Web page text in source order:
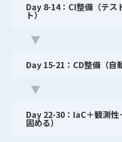
Day 8-14：CI整備（テス
ト）
▼
Day 15-21：CD整備（自
▼
Day 22-30：IaC＋観測
固める）